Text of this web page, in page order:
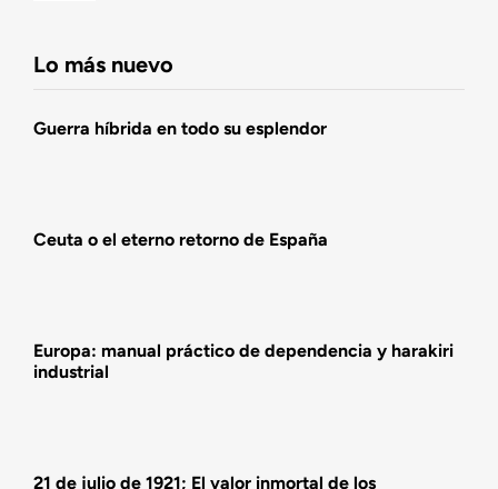
Lo más nuevo
Guerra híbrida en todo su esplendor
Ceuta o el eterno retorno de España
Europa: manual práctico de dependencia y harakiri
industrial
21 de julio de 1921; El valor inmortal de los